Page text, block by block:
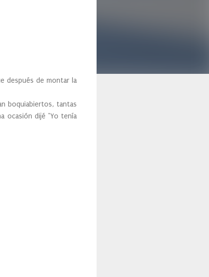
después de montar la
boquiabiertos, tantas
ocasión dijé "Yo tenía